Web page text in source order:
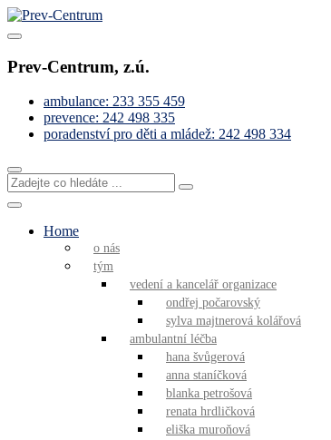
Skip
to
Pomáháme s řešením obtížných životních situací
Prev-Centrum, z.ú.
ambulance: 233 355 459
prevence: 242 498 335
poradenství pro děti a mládež: 242 498 334
Zadejte
co
hledáte
Home
o nás
tým
vedení a kancelář organizace
ondřej počarovský
sylva majtnerová kolářová
ambulantní léčba
hana švůgerová
anna staníčková
blanka petrošová
renata hrdličková
eliška muroňová